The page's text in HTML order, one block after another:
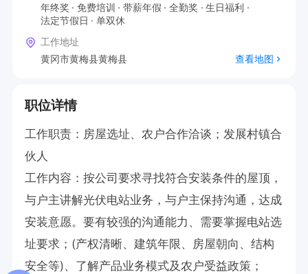
年终奖
免费培训 带薪年假 全勤奖
生日福利
法定节假日
单双休
工作地址
黄冈市黄梅县黄梅县
查看地图
职位详情
工作职责：房屋选址、农户合作洽谈；发展村镇合
伙人
工作内容：按公司要求寻找符合安装条件的屋顶，
与户主讲解光伏电站业务，与户主保持沟通，达成
安装意愿。要有较强的沟通能力、需要掌握电站选
址要求；(产权清晰、建筑年限、房屋朝向、结构
安全等)、了解产品业务模式及农户受益政策；